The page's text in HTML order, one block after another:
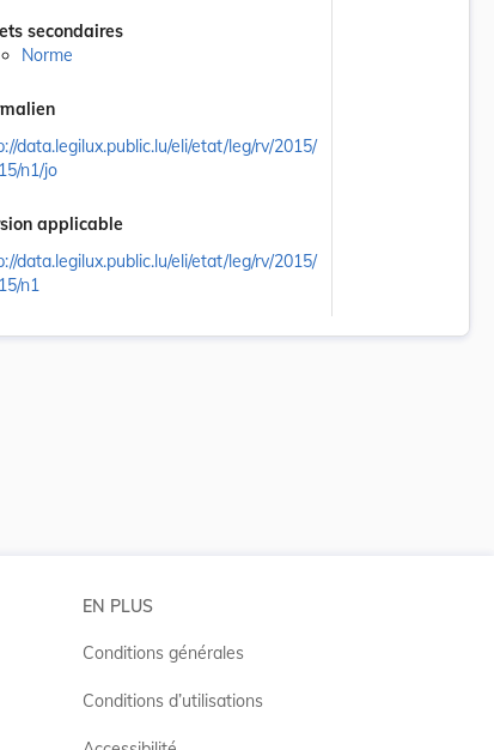
du texte
secondaires
Norme
data.legilux.public.lu/eli/etat/leg/rv/2015/
n1/jo
applicable
data.legilux.public.lu/eli/etat/leg/rv/2015/
n1
EN PLUS
Conditions générales
Conditions d’utilisations